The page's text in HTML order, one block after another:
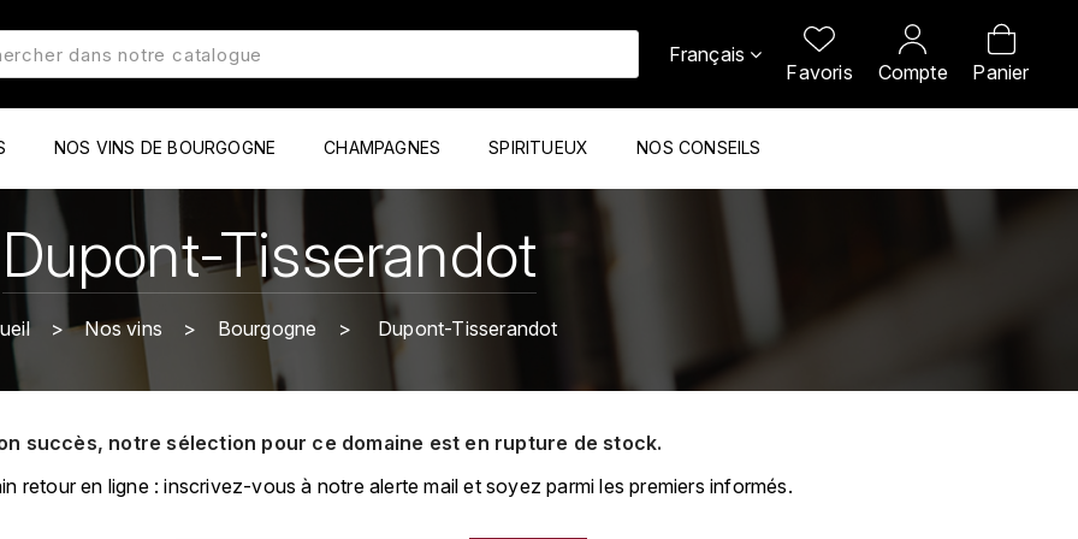
Français
Favoris Compte Panier
NOS VINS DE BOURGOGNE CHAMPAGNES SPIRITUEUX NOS CONSEILS
Dupont-Tisserandot
Nos vins Bourgogne Dupont-Tisserandot
succès, notre sélection pour ce domaine est en rupture de stock.
retour en ligne : inscrivez-vous à notre alerte mail et soyez parmi les premiers informés.